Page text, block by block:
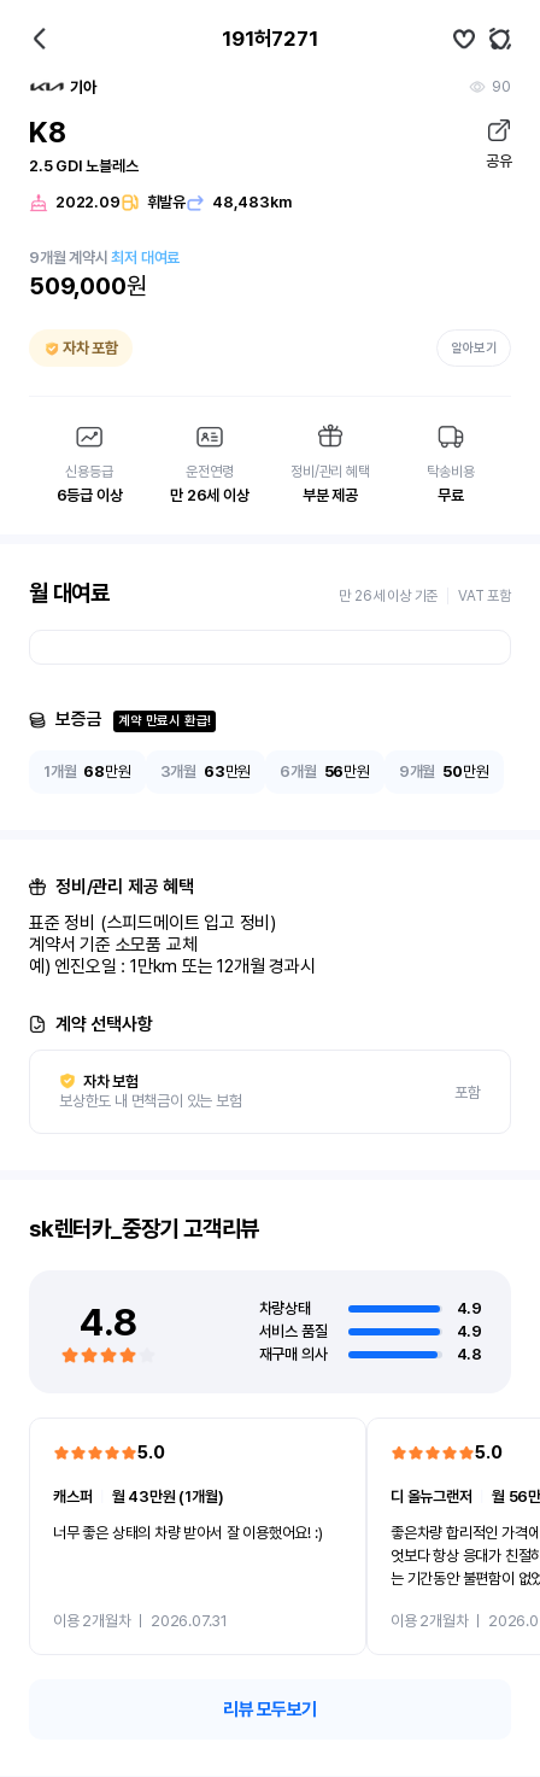
191허7271
기아 90
K8
2.5 GDI 노블레스 공유
2022.09 휘발유 48,483km
9개월 계약시최저 대여료
509,000원
자차 포함 알아보기
신용등급
6등급 이상
운전연령
만 26세 이상
정비/관리 혜택
부분 제공
탁송비용
무료
월 대여료 만 26세 이상 기준 VAT 포함
보증금 계약 만료시 환급!
1개월 68만원 3개월 63만원 6개월 56만원 9개월 50만원
정비/관리 제공 혜택
표준 정비 (스피드메이트 입고 정비)
계약서 기준 소모품 교체
예) 엔진오일 : 1만km 또는 12개월 경과시
계약 선택사항
자차 보험
보상한도 내 면책금이 있는 보험
포함
sk렌터카_중장기 고객리뷰
4.8 차량상태
4.9
서비스 품질
4.9
재구매 의사
4.8
5.0
캐스퍼
월 43만원 (1개월)
너무 좋은 상태의 차량 받아서 잘 이용했어요! :)
이용 2개월차ㅣ 2026.07.31
5.0
디 올뉴그랜저 ㅣ월 56
좋은차량 합리적인 가격
엇보다 항상 응대가 친절
는 기간동안 불편함이 없
카 렌트 고민없이 강추합
이용 2개월차ㅣ
리뷰 모두보기